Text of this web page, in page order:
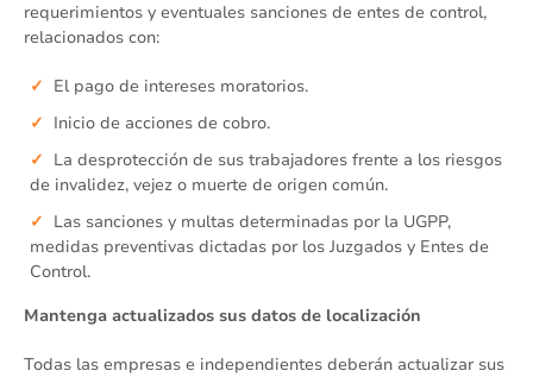
requerimientos y eventuales sanciones de entes de control,
relacionados con:
El pago de intereses moratorios.
Inicio de acciones de cobro.
La desprotección de sus trabajadores frente a los riesgos
de invalidez, vejez o muerte de origen común.
Las sanciones y multas determinadas por la UGPP,
medidas preventivas dictadas por los Juzgados y Entes de
Control.
Mantenga actualizados sus datos de localización
Todas las empresas e independientes deberán actualizar sus